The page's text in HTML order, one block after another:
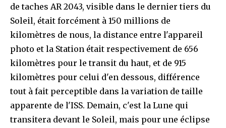
de taches AR 2043, visible dans le dernier tiers du
Soleil, était forcément à 150 millions de
kilomètres de nous, la distance entre l'appareil
photo et la Station était respectivement de 656
kilomètres pour le transit du haut, et de 915
kilomètres pour celui d'en dessous, différence
tout à fait perceptible dans la variation de taille
apparente de l'ISS. Demain, c'est la Lune qui
transitera devant le Soleil, mais pour une éclipse